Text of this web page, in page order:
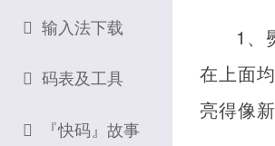
1、
在上面
亮得像
输入法下载
码表及工具
『快码』故事